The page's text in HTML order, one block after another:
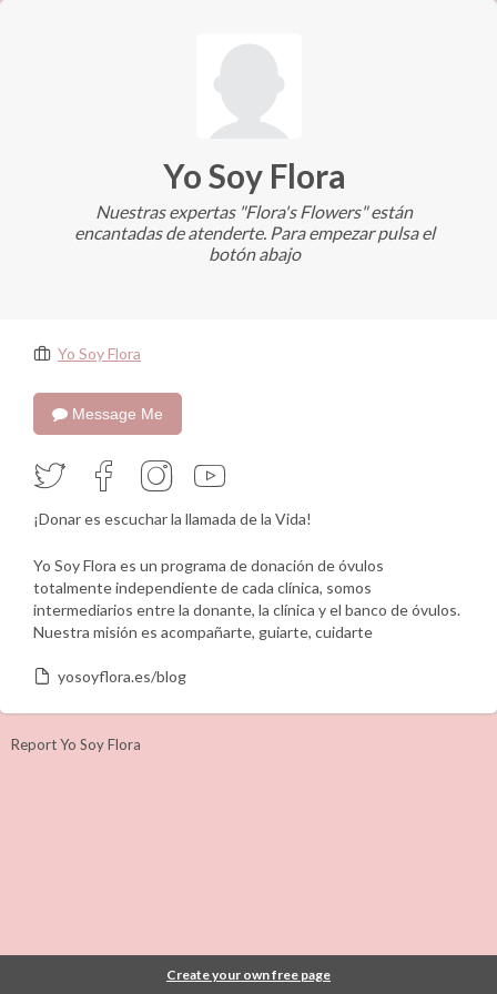
Yo Soy Flora
Nuestras expertas "Flora's Flowers" están
encantadas de atenderte. Para empezar pulsa el
botón abajo
Yo Soy Flora
Message Me
¡Donar es escuchar la llamada de la Vida!
Yo Soy Flora es un programa de donación de óvulos
totalmente independiente de cada clínica, somos
intermediarios entre la donante, la clínica y el banco de óvulos.
Nuestra misión es acompañarte, guiarte, cuidarte
yosoyflora.es/blog
Report Yo Soy Flora
Create your own free page